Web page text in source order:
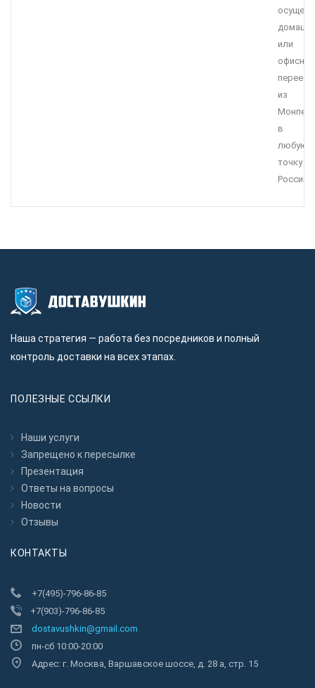
или
переезд
из
в
любую
точку
России.
Наша стратегия — работа без посредников и полный
контроль доставки на всех этапах.
ПОЛЕЗНЫЕ ССЫЛКИ
Наши услуги
Запрещено к пересылкe
Презентация
Ответы на вопросы
Новости
Отзывы
КОНТАКТЫ
+7(495)-796-86-85
+7(903)-796-86-85
dostavushkin@gmail.com
пн-сб 10:00-20:00
Адрес: г. Москва, Варшавское шоссе, д. 28 а, стр. 15